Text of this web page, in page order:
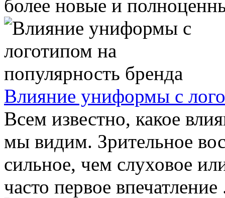
более новые и
Влияние униформы с
Всем известно, какое
мы видим. Зрительное
сильное, чем слуховое
часто первое впечатление